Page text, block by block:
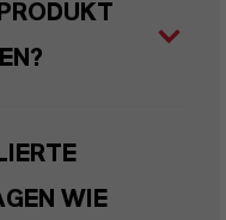
WIE